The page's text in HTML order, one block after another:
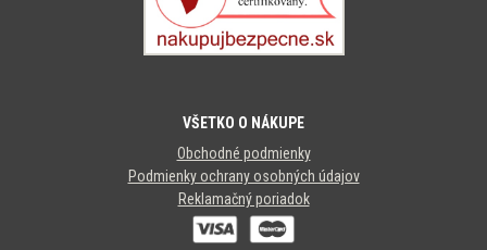
VŠETKO O NÁKUPE
Obchodné podmienky
Podmienky ochrany osobných údajov
Reklamačný poriadok